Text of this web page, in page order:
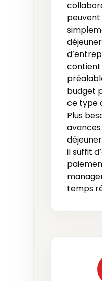
contient
budget
ce type
Plus
il suffit
temps